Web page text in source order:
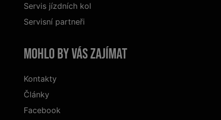
Servis jízdních kol
Servisní partneři
Mohlo by vás zajímat
Kontakty
Články
Facebook